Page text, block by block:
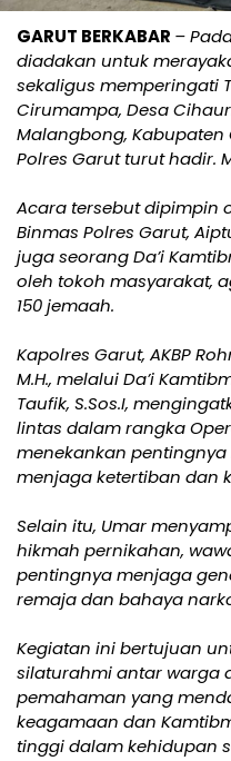
GARUT BERKABAR –
diadakan untuk
sekaligus memperingati
Cirumampa, Desa
Malangbong, Kabupaten
Polres Garut turut hadir.
Acara tersebut dipimpin
Binmas Polres Garut,
juga seorang Da’i
oleh tokoh masyarakat,
150 jemaah.
Kapolres Garut, AKBP
M.H., melalui Da’i
Taufik, S.Sos.I,
lintas dalam rangka
menekankan
menjaga ketertiban dan
Selain itu, Umar
hikmah pernikahan,
pentingnya menjaga
remaja dan bahaya
Kegiatan ini bertujuan
silaturahmi antar warga
pemahaman yang
keagamaan dan
tinggi dalam kehidupan